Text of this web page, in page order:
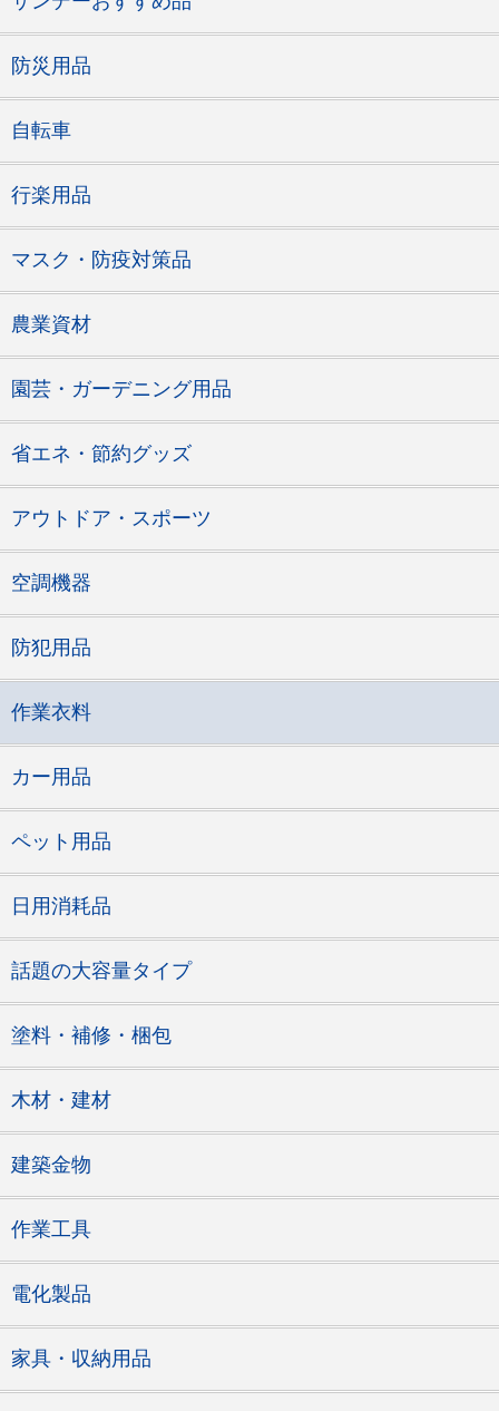
防災用品
自転車
行楽用品
マスク・防疫対策品
農業資材
園芸・ガーデニング用品
省エネ・節約グッズ
アウトドア・スポーツ
空調機器
防犯用品
作業衣料
カー用品
ペット用品
日用消耗品
話題の大容量タイプ
塗料・補修・梱包
木材・建材
建築金物
作業工具
電化製品
家具・収納用品